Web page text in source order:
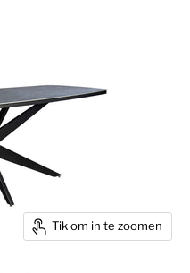
Tik om in te zoomen